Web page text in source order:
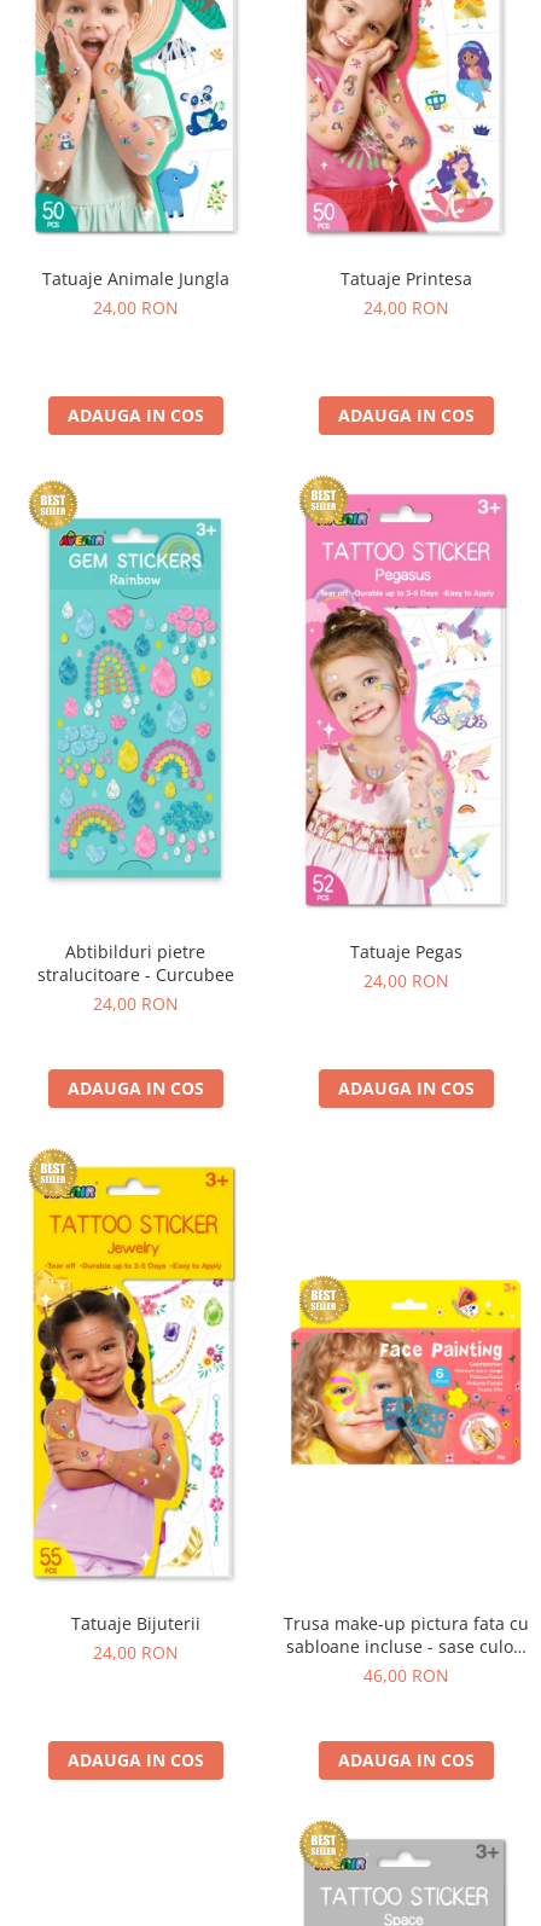
Jucarii dentitie
Jucarii Senzoriale
Teatru de papusi
Umbrele
Stilouri
Tempera și acuarele
Tatuaje Animale Jungla
24,00 RON
ADAUGA IN COS
Tatuaje Printesa
24,00 RON
ADAUGA IN COS
Abtibilduri pietre
stralucitoare - Curcubee
24,00 RON
ADAUGA IN COS
Tatuaje Pegas
24,00 RON
ADAUGA IN COS
Tatuaje Bijuterii
24,00 RON
ADAUGA IN COS
Trusa make-up pictura fata cu
sabloane incluse - sase culori
non-alergice - flori si fluturi
46,00 RON
ADAUGA IN COS